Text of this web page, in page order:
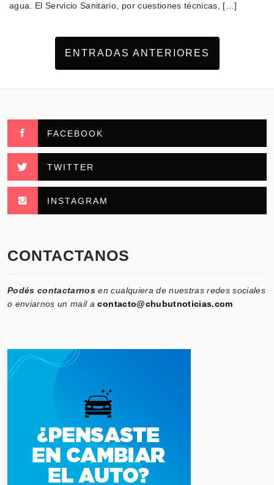
agua. El Servicio Sanitario, por cuestiones técnicas, […]
ENTRADAS ANTERIORES
FACEBOOK
TWITTER
INSTAGRAM
CONTACTANOS
Podés contactarnos en cualquiera de nuestras redes sociales
o enviarnos un mail acontacto@chubutnoticias.com